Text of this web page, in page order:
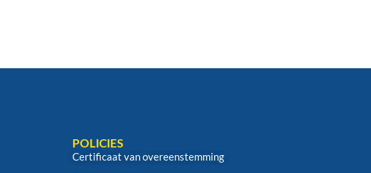
POLICIES
Certificaat van overeenstemming